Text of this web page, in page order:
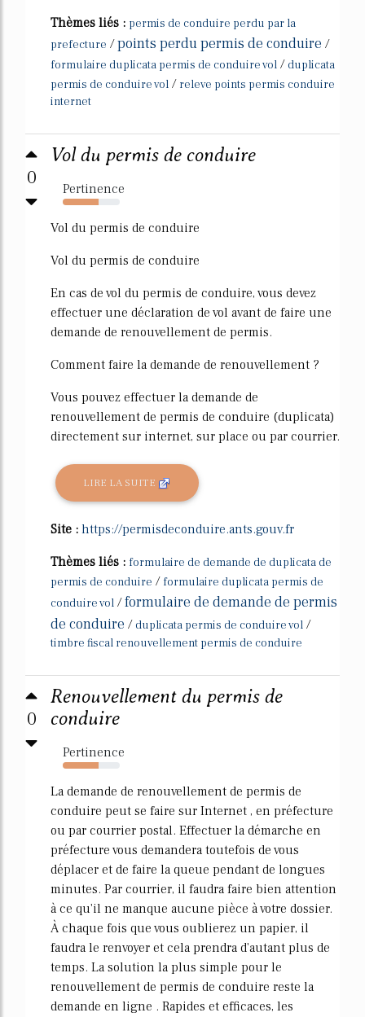
Thèmes liés : permis de conduire perdu par la
prefecture /points perdu permis de conduire /
formulaire duplicata permis de conduire vol / duplicata
permis de conduire vol / releve points permis conduire
internet
0
Vol du permis de conduire
Pertinence
63%
Vol du permis de conduire
Vol du permis de conduire
En cas de vol du permis de conduire, vous devez
effectuer une déclaration de vol avant de faire une
demande de renouvellement de permis.
Comment faire la demande de renouvellement ?
Vous pouvez effectuer la demande de
renouvellement de permis de conduire (duplicata)
directement sur internet, sur place ou par courrier.
LIRE LA SUITE
Site : https://permisdeconduire.ants.gouv.fr
Thèmes liés : formulaire de demande de duplicata de
permis de conduire / formulaire duplicata permis de
conduire vol /formulaire de demande de permis
de conduire / duplicata permis de conduire vol /
timbre fiscal renouvellement permis de conduire
0
Renouvellement du permis de
conduire
Pertinence
63%
La demande de renouvellement de permis de
conduire peut se faire sur Internet , en préfecture
ou par courrier postal. Effectuer la démarche en
préfecture vous demandera toutefois de vous
déplacer et de faire la queue pendant de longues
minutes. Par courrier, il faudra faire bien attention
à ce qu'il ne manque aucune pièce à votre dossier.
À chaque fois que vous oublierez un papier, il
faudra le renvoyer et cela prendra d'autant plus de
temps. La solution la plus simple pour le
renouvellement de permis de conduire reste la
demande en ligne . Rapides et efficaces, les